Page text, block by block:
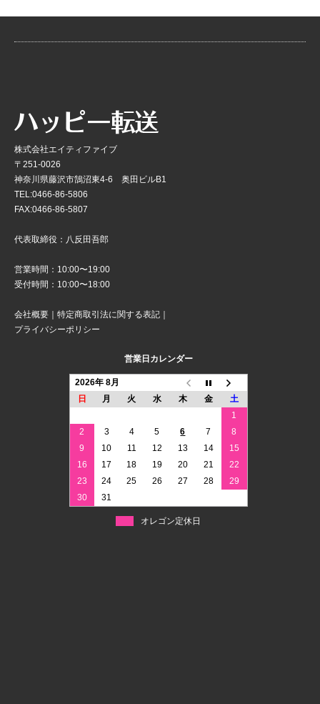
株式会社エイティファイブ
〒251-0026
神奈川県藤沢市鵠沼東4-6 奥田ビルB1
TEL:0466-86-5806
FAX:0466-86-5807
代表取締役：八反田吾郎
営業時間：10:00〜19:00
受付時間：10:00〜18:00
会社概要 特定商取引法に関する表記
プライバシーポリシー
営業日カレンダー
2026年 8月
日
月 火 水 木 金
土
1
2
3 4 5 6 7
8
9
10 11 12 13 14
15
16
17 18 19 20 21
22
23
24 25 26 27 28
29
30
31
オレゴン定休日